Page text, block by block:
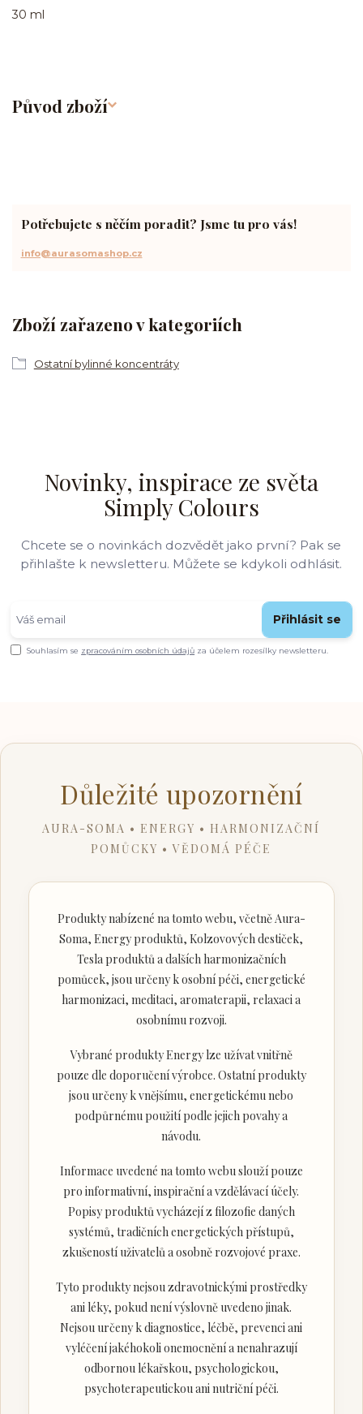
30 ml
Původ zboží
Zboží zařazeno v kategoriích
Ostatní bylinné koncentráty
Potřebujete s něčím poradit? Jsme tu pro vás!
info@aurasomashop.cz
Novinky, inspirace ze světa
Simply Colours
Chcete se o novinkách dozvědět jako první? Pak se
přihlašte k newsletteru. Můžete se kdykoli odhlásit.
Přihlásit se
Souhlasím se zpracováním osobních údajů za účelem rozesílky newsletteru.
Důležité upozornění
AURA-SOMA • ENERGY • HARMONIZAČNÍ
POMŮCKY • VĚDOMÁ PÉČE
Produkty nabízené na tomto webu, včetně Aura-
Soma, Energy produktů, Kolzovových destiček,
Tesla produktů a dalších harmonizačních
pomůcek, jsou určeny k osobní péči, energetické
harmonizaci, meditaci, aromaterapii, relaxaci a
osobnímu rozvoji.
Vybrané produkty Energy lze užívat vnitřně
pouze dle doporučení výrobce. Ostatní produkty
jsou určeny k vnějšímu, energetickému nebo
podpůrnému použití podle jejich povahy a
návodu.
Informace uvedené na tomto webu slouží pouze
pro informativní, inspirační a vzdělávací účely.
Popisy produktů vycházejí z filozofie daných
systémů, tradičních energetických přístupů,
zkušeností uživatelů a osobně rozvojové praxe.
Tyto produkty nejsou zdravotnickými prostředky
ani léky, pokud není výslovně uvedeno jinak.
Nejsou určeny k diagnostice, léčbě, prevenci ani
vyléčení jakéhokoli onemocnění a nenahrazují
odbornou lékařskou, psychologickou,
psychoterapeutickou ani nutriční péči.